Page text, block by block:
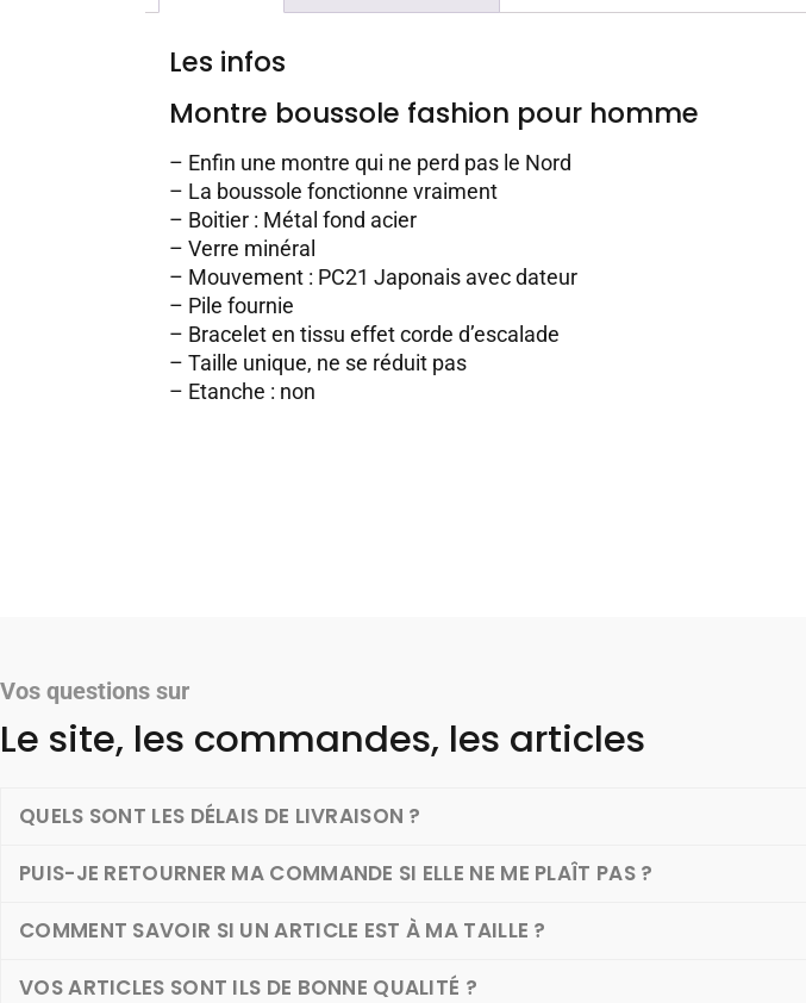
Les infos
Montre boussole fashion pour homme
– Enfin une montre qui ne perd pas le Nord
– La boussole fonctionne vraiment
– Boitier : Métal fond acier
– Verre minéral
– Mouvement : PC21 Japonais avec dateur
– Pile fournie
– Bracelet en tissu effet corde d’escalade
– Taille unique, ne se réduit pas
– Etanche : non
Vos questions sur
Le site, les commandes, les articles
QUELS SONT LES DÉLAIS DE LIVRAISON ?
PUIS-JE RETOURNER MA COMMANDE SI ELLE NE ME PLAÎT PAS ?
COMMENT SAVOIR SI UN ARTICLE EST À MA TAILLE ?
VOS ARTICLES SONT ILS DE BONNE QUALITÉ ?